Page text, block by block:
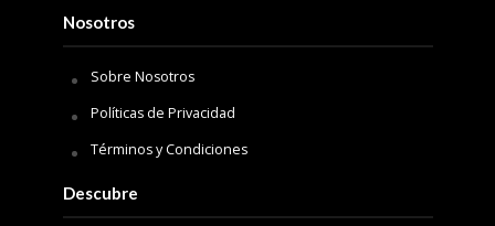
Nosotros
Sobre Nosotros
Políticas de Privacidad
Términos y Condiciones
Descubre